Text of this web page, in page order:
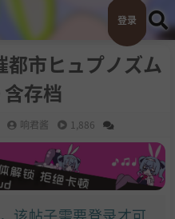
登录
都市ヒュプノズム
存档
响君酱 1,886